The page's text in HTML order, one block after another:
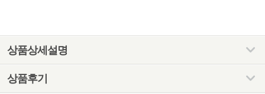
상품상세설명
상품후기